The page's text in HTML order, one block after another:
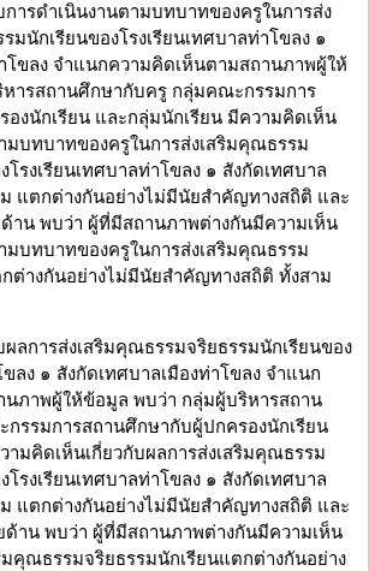
การดำเนินงานตามบทบาทของครูในการส่ง
มนักเรียนของโรงเรียนเทศบาลท่าโขลง ๑
โขลง จำแนกความคิดเห็นตามสถานภาพผู้ให้
ารสถานศึกษากับครู กลุ่มคณะกรรมการ
งนักเรียน และกลุ่มนักเรียน มีความคิดเห็น
มบทบาทของครูในการส่งเสริมคุณธรรม
โรงเรียนเทศบาลท่าโขลง ๑ สังกัดเทศบาล
ม แตกต่างกันอย่างไม่มีนัยสำคัญทางสถิติ และ
าน พบว่า ผู้ที่มีสถานภาพต่างกันมีความเห็น
มบทบาทของครูในการส่งเสริมคุณธรรม
ต่างกันอย่างไม่มีนัยสำคัญทางสถิติ ทั้งสาม
ผลการส่งเสริมคุณธรรมจริยธรรมนักเรียนของ
ขลง ๑ สังกัดเทศบาลเมืองท่าโขลง จำแนก
นภาพผู้ให้ข้อมูล พบว่า กลุ่มผู้บริหารสถาน
รรมการสถานศึกษากับผู้ปกครองนักเรียน
ามคิดเห็นเกี่ยวกับผลการส่งเสริมคุณธรรม
โรงเรียนเทศบาลท่าโขลง ๑ สังกัดเทศบาล
ม แตกต่างกันอย่างไม่มีนัยสำคัญทางสถิติ และ
ด้าน พบว่า ผู้ที่มีสถานภาพต่างกันมีความเห็น
มคุณธรรมจริยธรรมนักเรียนแตกต่างกันอย่าง